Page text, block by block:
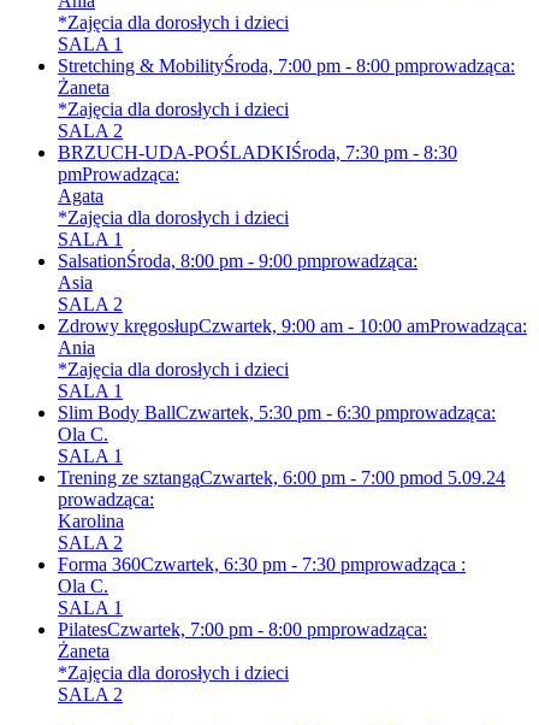
*Zajęcia dla dorosłych i dzieci
SALA 1
Stretching & MobilityŚroda, 7:00 pm - 8:00 pmprowadząca:
Żaneta
*Zajęcia dla dorosłych i dzieci
SALA 2
BRZUCH-UDA-POŚLADKIŚroda, 7:30 pm - 8:30
pmProwadząca:
Agata
*Zajęcia dla dorosłych i dzieci
SALA 1
SalsationŚroda, 8:00 pm - 9:00 pmprowadząca:
Asia
SALA 2
Zdrowy kręgosłupCzwartek, 9:00 am - 10:00 amProwadząca:
Ania
*Zajęcia dla dorosłych i dzieci
SALA 1
Slim Body BallCzwartek, 5:30 pm - 6:30 pmprowadząca:
Ola C.
SALA 1
Trening ze sztangąCzwartek, 6:00 pm - 7:00 pmod 5.09.24
prowadząca:
Karolina
SALA 2
Forma 360Czwartek, 6:30 pm - 7:30 pmprowadząca :
Ola C.
SALA 1
PilatesCzwartek, 7:00 pm - 8:00 pmprowadząca:
Żaneta
*Zajęcia dla dorosłych i dzieci
SALA 2